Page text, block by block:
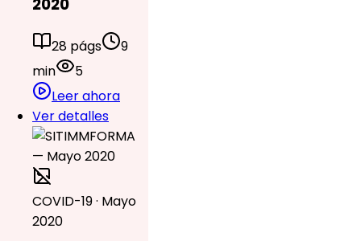
28 págs
9
min
5
Leer ahora
Ver detalles
COVID-19 · Mayo
2020